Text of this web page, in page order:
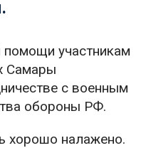
помощи участникам
Самары
с военным
обороны РФ.
хорошо налажено.